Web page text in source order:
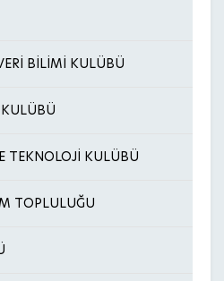
BİLİMİ KULÜBÜ
TEKNOLOJİ KULÜBÜ
TOPLULUĞU